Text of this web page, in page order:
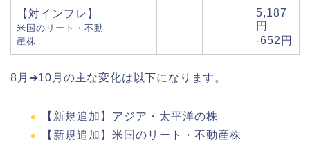
【対インフレ】
米国のリート・不動
産株
5,187
円
-652円
8月➔10月の主な変化は以下になります。
【新規追加】アジア・太平洋の株
【新規追加】米国のリート・不動産株